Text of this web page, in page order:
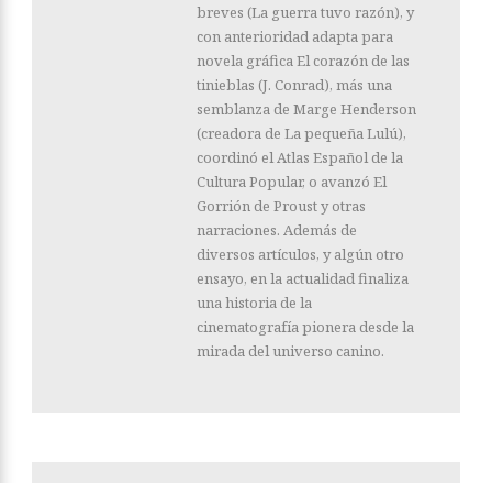
breves (La guerra tuvo razón), y
con anterioridad adapta para
novela gráfica El corazón de las
tinieblas (J. Conrad), más una
semblanza de Marge Henderson
(creadora de La pequeña Lulú),
coordinó el Atlas Español de la
Cultura Popular, o avanzó El
Gorrión de Proust y otras
narraciones. Además de
diversos artículos, y algún otro
ensayo, en la actualidad finaliza
una historia de la
cinematografía pionera desde la
mirada del universo canino.